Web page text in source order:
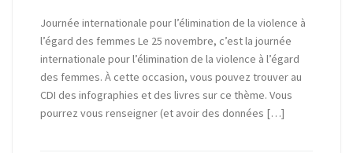
​Journée internationale pour l’élimination de la violence à
l’égard des femmes Le 25 novembre, c’est la journée
internationale pour l’élimination de la violence à l’égard
des femmes. À cette occasion, vous pouvez trouver au
CDI des infographies et des livres sur ce thème. Vous
pourrez vous renseigner (et avoir des données […]